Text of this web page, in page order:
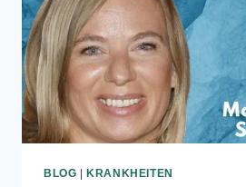
WEITERLESEN
MARITTA
EMSER
PARTNER